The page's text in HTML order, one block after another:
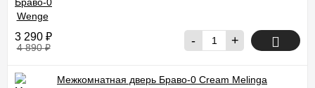
3 290 ₽
4 890₽ - +
Межкомнатная дверь Браво-0 Cream Melinga